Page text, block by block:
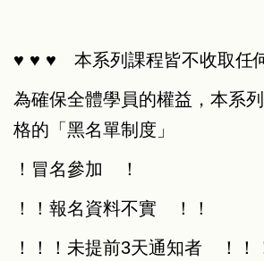
♥ ♥ ♥ 本系列課程皆不收取
為確保全體學員的權益，本系
格的「黑名單制度」
！冒名參加 ！
！！報名資料不實 ！！
！！！未提前3天通知者 ！！